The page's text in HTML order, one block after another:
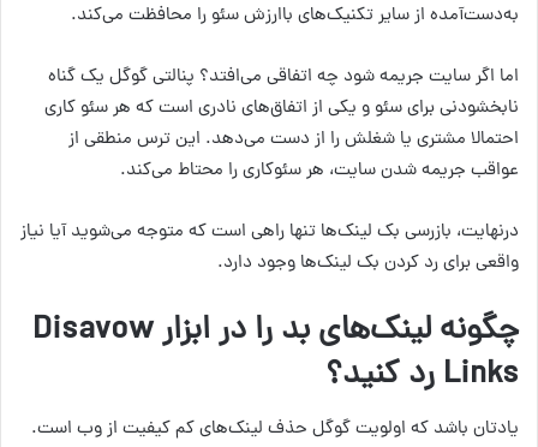
به‌دست‌آمده از سایر تکنیک‌های باارزش سئو را محافظت می‌کند.
اما اگر سایت جریمه شود چه اتفاقی می‌افتد؟ پنالتی گوگل یک گناه
نابخشودنی برای سئو و یکی از اتفاق‌های نادری است که هر سئو کاری
احتمالا مشتری یا شغلش را از دست می‌دهد. این ترس منطقی از
عواقب جریمه شدن سایت، هر سئوکاری را محتاط می‌کند.
درنهایت، بازرسی بک لینک‌ها تنها راهی است که متوجه می‌شوید آیا نیاز
واقعی برای رد کردن بک لینک‌ها وجود دارد.
چگونه لینک‌های بد را در ابزار Disavow
Links رد کنید؟
یادتان باشد که اولویت گوگل حذف لینک‌های کم کیفیت از وب است.